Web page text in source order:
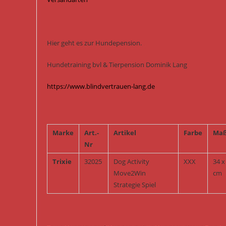
Hier geht es zur Hundepension.
Hundetraining bvl & Tierpension Dominik Lang
https://www.blindvertrauen-lang.de
Marke
Art.-
Nr
Artikel Farbe
Trixie 32025
Dog Activity
Move2Win
Strategie Spiel
XXX
34
cm